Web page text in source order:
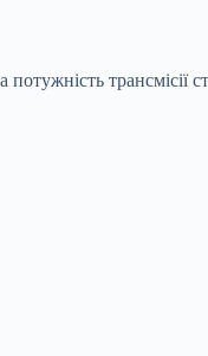
трансмісії